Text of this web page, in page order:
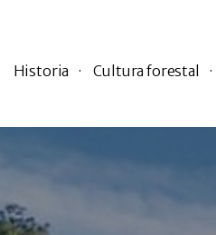
Historia Cultura forestal